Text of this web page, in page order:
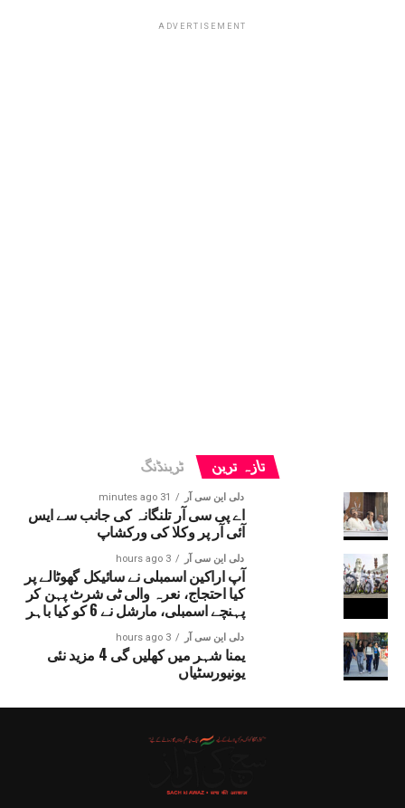
ADVERTISEMENT
تازہ ترین ٹرینڈنگ
دلی این سی آر 31 minutes ago
اے پی سی آر تلنگانہ کی جانب سے ایس
آئی آر پر وکلا کی ورکشاپ
دلی این سی آر 3 hours ago
آپ اراکین اسمبلی نے سائیکل گھوٹالے پر
کیا احتجاج، نعرہ والی ٹی شرٹ پہن کر
پہنچے اسمبلی، مارشل نے 6 کو کیا باہر
دلی این سی آر 3 hours ago
یمنا شہر میں کھلیں گی 4 مزید نئی
یونیورسٹیاں